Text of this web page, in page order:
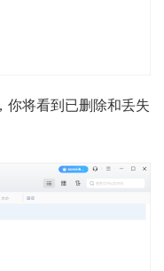
你将看到已删除和丢失